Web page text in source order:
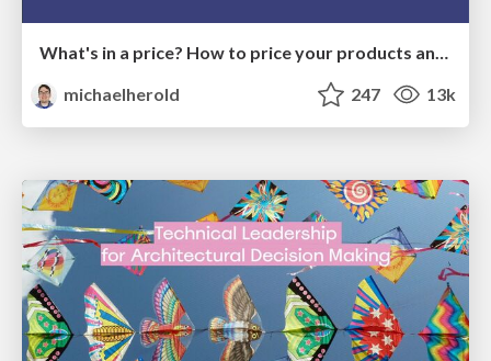
What's in a price? How to price your products and services
michaelherold
247 13k